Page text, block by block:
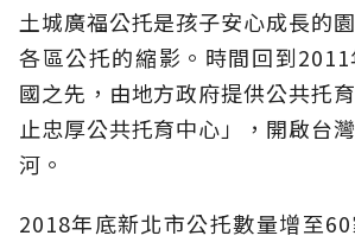
土城廣福公托是孩子安心成長的
各區公托的縮影。時間回到
國之先，由地方政府提供公共托
止忠厚公共托育中心」，開啟台
河。
2018年底新北市公托數量增至